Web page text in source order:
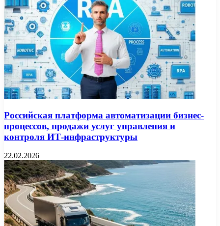
Российская платформа автоматизации бизнес-
процессов, продажи услуг управления и
контроля ИТ-инфраструктуры
22.02.2026